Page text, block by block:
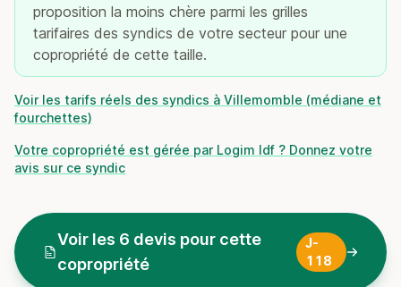
proposition la moins chère parmi les grilles
tarifaires des syndics de votre secteur pour une
copropriété de cette taille.
Voir les tarifs réels des syndics à Villemomble (médiane et
fourchettes)
Votre copropriété est gérée par Logim Idf ? Donnez votre
avis sur ce syndic
Voir les 6 devis pour cette
copropriété
J-
118